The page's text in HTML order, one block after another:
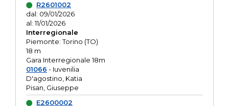
R2601002
dal: 09/01/2026
al: 11/01/2026
Interregionale
Piemonte: Torino (TO)
18 m
Gara Interregionale 18m
01066 - Iuvenilia
D'agostino, Katia
Pisan, Giuseppe
E2600002